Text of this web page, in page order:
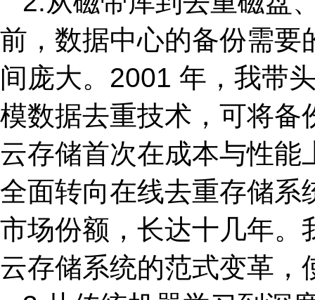
前，数据中心的备份需要
间庞大。2001 年，我带
模数据去重技术，可将备
云存储首次在成本与性
全面转向在线去重存储
市场份额，长达十几年。
云存储系统的范式变革